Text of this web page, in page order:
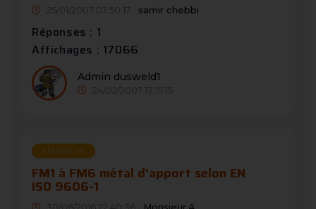
25/01/2007 07:50:17 - samir chebbi
Réponses : 1
Affichages : 17066
Admin dusweld1
24/02/2007 13:15:15
RECHERCHE
FM1 à FM6 métal d'apport selon EN
ISO 9606-1